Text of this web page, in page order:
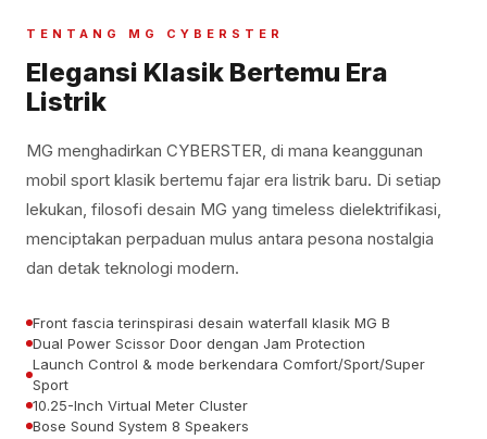
TENTANG MG CYBERSTER
Elegansi Klasik Bertemu Era
Listrik
MG menghadirkan CYBERSTER, di mana keanggunan
mobil sport klasik bertemu fajar era listrik baru. Di setiap
lekukan, filosofi desain MG yang timeless dielektrifikasi,
menciptakan perpaduan mulus antara pesona nostalgia
dan detak teknologi modern.
Front fascia terinspirasi desain waterfall klasik MG B
Dual Power Scissor Door dengan Jam Protection
Launch Control & mode berkendara Comfort/Sport/Super
Sport
10.25-Inch Virtual Meter Cluster
Bose Sound System 8 Speakers